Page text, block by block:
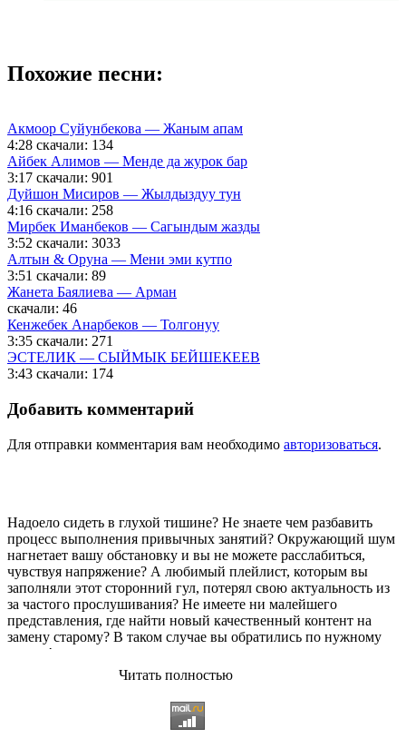
Похожие песни:
Акмоор Суйунбекова — Жаным апам
4:28 скачали: 134
Айбек Алимов — Менде да журок бар
3:17 скачали: 901
Дуйшон Мисиров — Жылдыздуу тун
4:16 скачали: 258
Мирбек Иманбеков — Сагындым жазды
3:52 скачали: 3033
Алтын & Оруна — Мени эми кутпо
3:51 скачали: 89
Жанета Баялиева — Арман
скачали: 46
Кенжебек Анарбеков — Толгонуу
3:35 скачали: 271
ЭСТЕЛИК — СЫЙМЫК БЕЙШЕКЕЕВ
3:43 скачали: 174
Добавить комментарий
Для отправки комментария вам необходимо авторизоваться.
Надоело сидеть в глухой тишине? Не знаете чем разбавить
процесс выполнения привычных занятий? Окружающий шум
нагнетает вашу обстановку и вы не можете расслабиться,
чувствуя напряжение? А любимый плейлист, которым вы
заполняли этот сторонний гул, потерял свою актуальность из
за частого прослушивания? Не имеете ни малейшего
представления, где найти новый качественный контент на
замену старому? В таком случае вы обратились по нужному
адресу!
Музыкальный портал KGZ Musicс большой радостью
приветствует своих старых и новых слушателей! Специально
для вас мы заготовили чудесную подборку самых лучших
песен всех времён во всех жанровых стилистиках. Огромное
Читать полностью